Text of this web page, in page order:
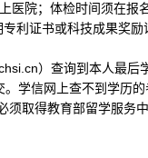
院；体检时间须在报
利证书或科技成果奖
）查询到本人最后
学信网上查不到学历
取得教育部留学服务